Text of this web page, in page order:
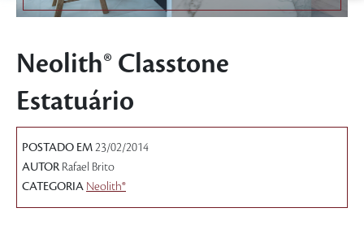
Neolith® Classtone
Estatuário
POSTADO EM23/02/2014
AUTOR Rafael Brito
CATEGORIA Neolith®